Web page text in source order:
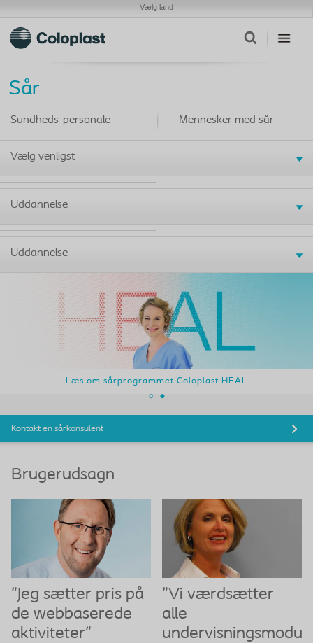
Vælg land
Sår
Sundheds-personale
Vælg venligst
Uddannelse
Uddannelse
Mennesker med sår
Læs om sårprogrammet Coloplast HEAL
Kontakt en sårkonsulent
Brugerudsagn
"Jeg sætter pris på
de webbaserede
aktiviteter"
"Vi værdsætter
alle